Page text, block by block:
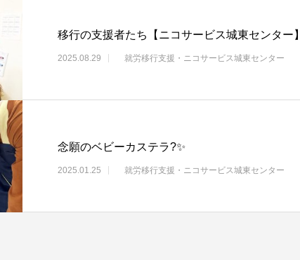
移行の支援者たち【ニコサービス城東センター】
2025.08.29 就労移行支援・ニコサービス城東センター
念願のベビーカステラ?✨
2025.01.25 就労移行支援・ニコサービス城東センター